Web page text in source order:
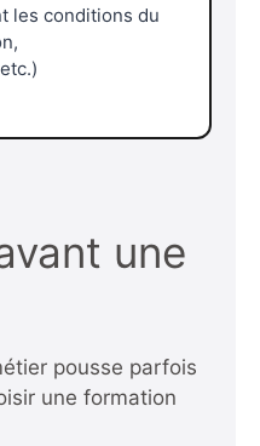
les conditions du
une
pousse parfois
une formation